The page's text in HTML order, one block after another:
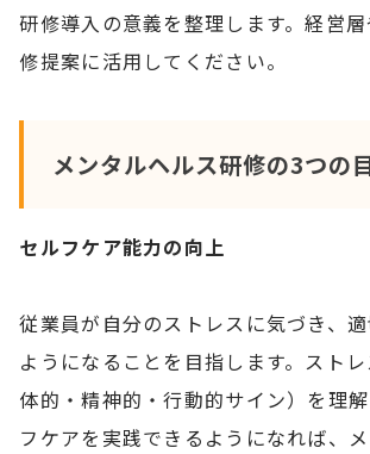
研修導入の意義を整理します。経営
修提案に活用してください。
メンタルヘルス研修の3つの
セルフケア能力の向上
従業員が自分のストレスに気づき、
ようになることを目指します。スト
体的・精神的・行動的サイン）を理
フケアを実践できるようになれば、